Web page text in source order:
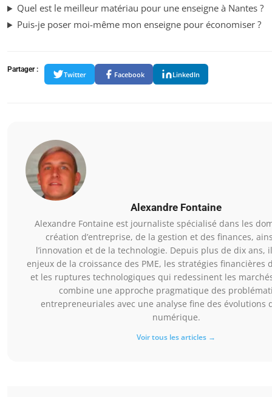
Quel est le meilleur matériau pour une enseigne à Nantes ?
Puis-je poser moi-même mon enseigne pour économiser ?
Partager :
Twitter Facebook LinkedIn
Alexandre Fontaine
Alexandre Fontaine est journaliste spécialisé dans les
création d’entreprise, de la gestion et des finances,
l’innovation et de la technologie. Depuis plus de dix ans,
enjeux de la croissance des PME, les stratégies financières
et les ruptures technologiques qui redessinent les
combine une approche pragmatique des
entrepreneuriales avec une analyse fine des évolutions
numérique.
Voir tous les articles →